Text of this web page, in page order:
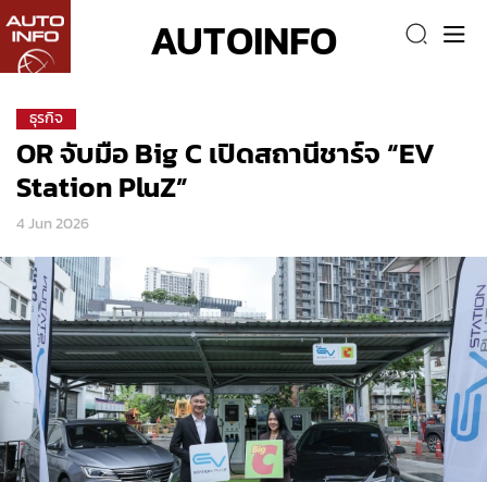
AUTOINFO
ธุรกิจ
OR จับมือ Big C เปิดสถานีชาร์จ “EV
Station PluZ”
4 Jun 2026